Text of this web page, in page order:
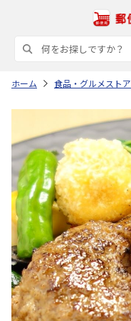
ホーム 食品・グルメストア